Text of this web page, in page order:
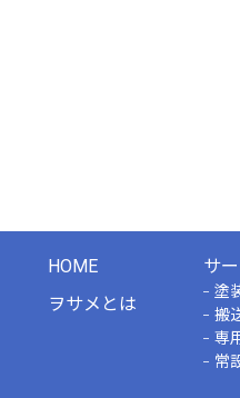
HOME
ヲサメとは
サ
塗
搬
専
常